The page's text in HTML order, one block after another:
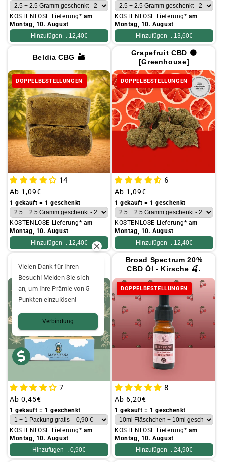
KOSTENLOSE Lieferung*am
Montag, 10. August
Hinzufügen -. 12,40€
KOSTENLOSE Lieferung*am
Montag, 10. August
Hinzufügen -. 13,60€
Beldia CBG 🏜️
DOPPELBESTELLUNGEN
14
Üblicher
Preis
Ab 1,09€
1 gekauft = 1 geschenkt
KOSTENLOSE Lieferung*am
Montag, 10. August
Hinzufügen -. 12,40€
Grapefruit CBD 🟠
[Greenhouse]
DOPPELBESTELLUNGEN
6
Üblicher
Preis
Ab 1,09€
1 gekauft = 1 geschenkt
KOSTENLOSE Lieferung*am
Montag, 10. August
Hinzufügen -. 12,40€
Filter aus Pappe 📦📦.
DOPPELBESTELLUNGEN
7
Üblicher
Preis
Ab 0,45€
1 gekauft = 1 geschenkt
KOSTENLOSE Lieferung*am
Montag, 10. August
Hinzufügen -. 0,90€
Broad Spectrum 20%
CBD Öl - Kirsche 🍒.
DOPPELBESTELLUNGEN
8
Üblicher
Preis
Ab 6,20€
1 gekauft = 1 geschenkt
KOSTENLOSE Lieferung*am
Montag, 10. August
Hinzufügen -. 24,90€
Vielen Dank für Ihren
Besuch! Melden Sie sich
an, um Ihre Prämie von 5
Punkten einzulösen!
Verbindung